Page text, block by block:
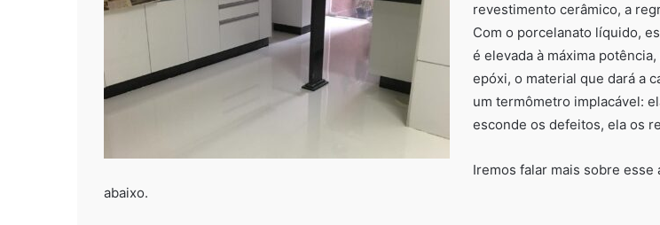
revestimento cerâmico, a
Com o porcelanato líquido,
é elevada à máxima
epóxi, o material que dará a
um termômetro implacável:
esconde os defeitos, ela os
Iremos falar mais sobre esse
abaixo.